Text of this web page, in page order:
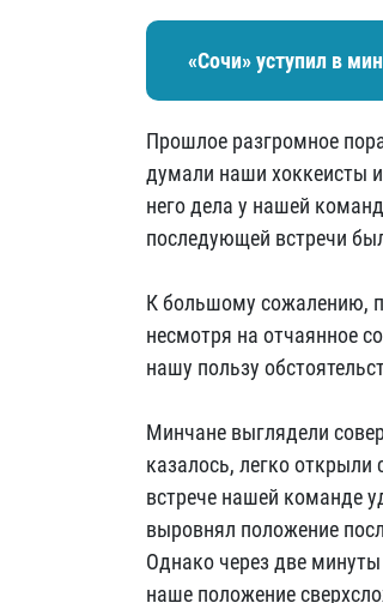
«Сочи» уступил в
Прошлое разгромное
думали наши хоккеисты
него дела у нашей
последующей встречи
К большому сожалению,
несмотря на отчаянное
нашу пользу
Минчане выглядели
казалось, легко
встрече нашей команде
выровнял положение
Однако через две
наше положение